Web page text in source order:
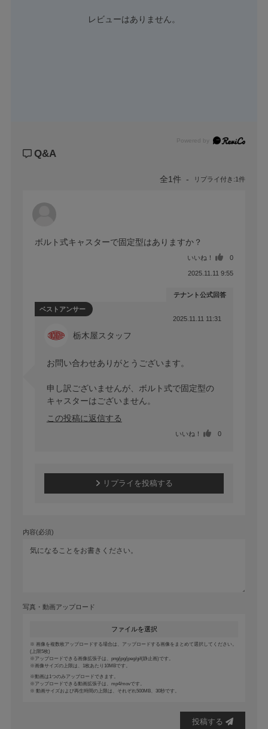
レビューはありません。
Powered by
Q&A
全1件 リプライ付き:1件
ボルト式キャスターで固定型はありますか？
いいね！ 0
2025.11.11 9:55
2025.11.11 11:31
栃木屋スタッフ
お問い合わせありがとうございます。
申し訳ございませんが、ボルト式で固定型の
キャスターはございません。
この投稿に返信する
いいね！ 0
ベストアンサー
テナント公式回答
リプライを投稿する
内容(必須)
写真・動画アップロード
ファイルを選択
画像を複数枚アップロードする場合は、アップロードする画像をまとめて選択してください。
(上限5枚)
アップロードできる画像拡張子は、png/jpg/jpeg/gif(静止画)です。
画像サイズの上限は、1枚あたり10MBです。
動画は1つのみアップロードできます。
アップロードできる動画拡張子は、mp4/movです。
動画サイズおよび再生時間の上限は、それぞれ500MB、30秒です。
投稿する